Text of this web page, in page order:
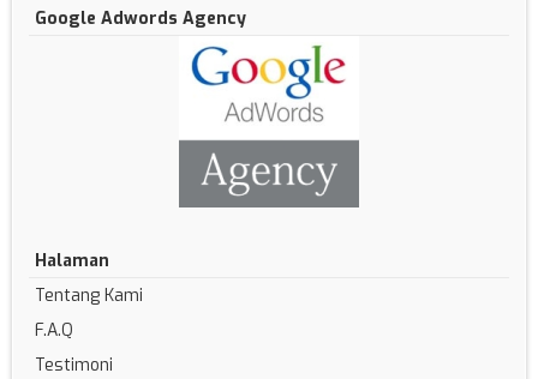
Google Adwords Agency
Halaman
Tentang Kami
F.A.Q
Testimoni